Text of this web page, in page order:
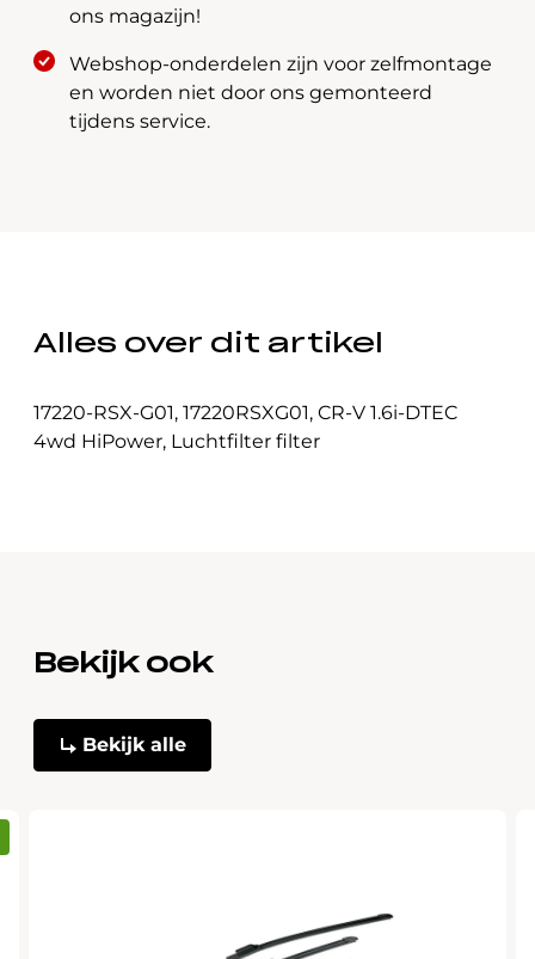
ons magazijn!
Webshop-onderdelen zijn voor zelfmontage
en worden niet door ons gemonteerd
tijdens service.
Alles over dit artikel
17220-RSX-G01, 17220RSXG01, CR-V 1.6i-DTEC
4wd HiPower, Luchtfilter filter
Bekijk ook
Bekijk alle